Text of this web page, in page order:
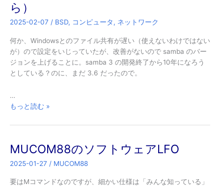
が
微
妙
遅
い
ら）
2025-02-07 / BSD, コンピュータ, ネットワーク
何か、Windowsとのファイル共有が遅い（使えないわけではない
が）ので設定をいじっていたが、改善がないので samba のバー
ジョンを上げることに。samba 3 の開発終了から10年になろう
としている？のに、まだ 3.6 だったので。
…
pkgsrc:
4
の
移
（い
もっと読む »
MUCOM88のソフトウェアLFO
2025-01-27 / MUCOM88
要はMコマンドなのですが、細かい仕様は「みんな知っている」